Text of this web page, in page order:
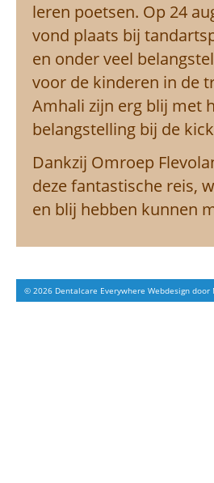
leren poetsen. Op 24
vond plaats bij
en onder veel
voor de kinderen in de
Amhali zijn erg blij met
belangstelling bij de
Dankzij Omroep
deze fantastische reis,
en blij hebben kunnen
© 2026 Dentalcare Everywhere Webdesign door